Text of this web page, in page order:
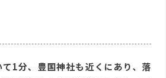
1分、豊国神社も近くにあり、落